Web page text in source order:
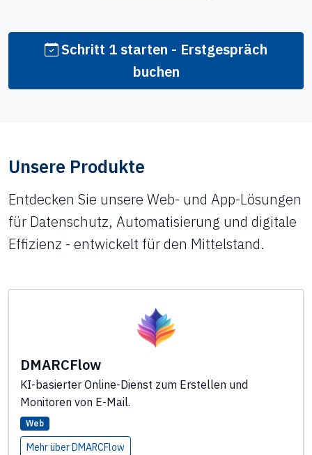
Schritt 1 starten - Erstgespräch
buchen
Unsere Produkte
Entdecken Sie unsere Web- und App-Lösungen
für Datenschutz, Automatisierung und digitale
Effizienz - entwickelt für den Mittelstand.
DMARCFlow
KI-basierter Online-Dienst zum Erstellen und
Monitoren von E-Mail.
Web
Mehr über DMARCFlow